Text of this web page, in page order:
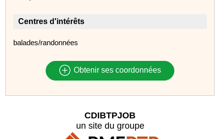
Centres d'intérêts
balades/randonnées
Obtenir ses coordonnées
CDIBTPJOB
un site du groupe